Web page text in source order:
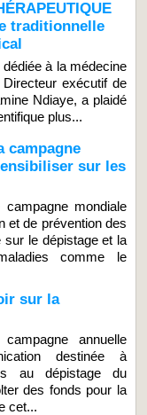
traditionnelle
à la médecine
exécutif de
Ndiaye, a plaidé
plus...
campagne
sur les
mondiale
et de prévention des
le dépistage et la
comme le
sur la
annuelle
destinée à
au dépistage du
des fonds pour la
cet...